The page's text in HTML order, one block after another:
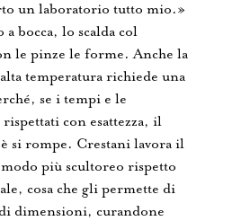
un laboratorio tutto mio.»
bocca, lo scalda col
le pinze le forme. Anche la
temperatura richiede una
se i tempi e le
con esattezza, il
si rompe. Crestani lavora il
più scultoreo rispetto
cosa che gli permette di
dimensioni, curandone